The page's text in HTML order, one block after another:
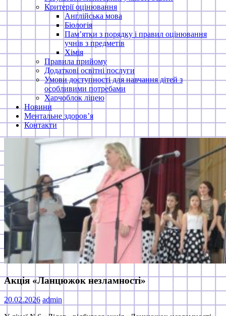
Критерії оцінювання
Англійська мова
Біологія
Пам’ятки з порядку і правил оцінювання
учнів з предметів
Хімія
Правила прийому
Додаткові освітні послуги
Умови доступності для навчання дітей з
особливими потребами
Харчоблок ліцею
Новини
Ментальне здоров’я
Контакти
Акція «Ланцюжок незламності»
20.02.2026 admin